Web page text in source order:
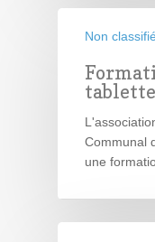
Non classifié
tablette
Communal
une